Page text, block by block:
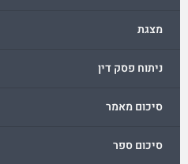
מצגת
ניתוח פסק דין
סיכום מאמר
סיכום ספר